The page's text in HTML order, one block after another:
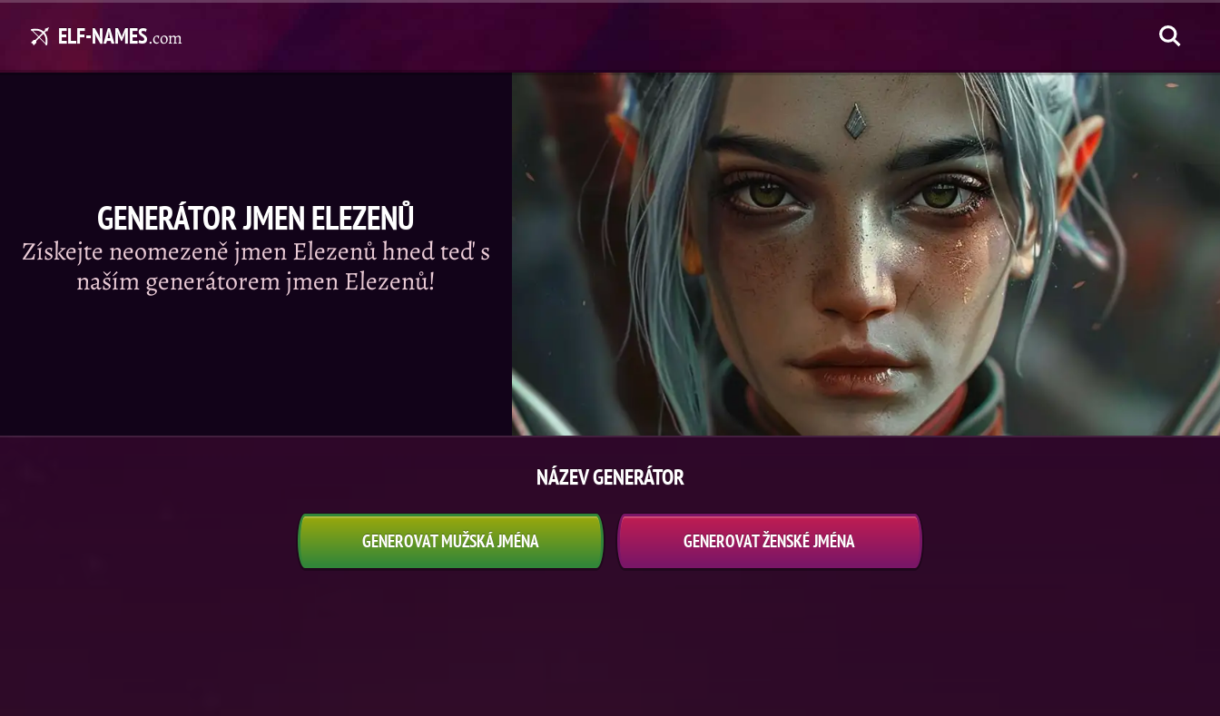
ELF-NAMES.com
GENERÁTOR JMEN ELEZENŮ
Získejte neomezeně jmen Elezenů hned teď s
naším generátorem jmen Elezenů!
NÁZEV GENERÁTOR
GENEROVAT MUŽSKÁ JMÉNA GENEROVAT ŽENSKÉ JMÉNA